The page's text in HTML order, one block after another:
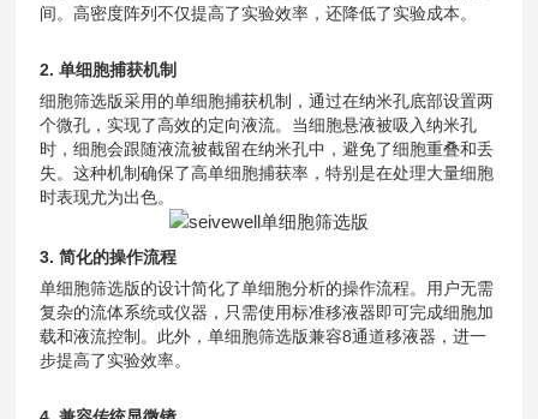
间。高密度阵列不仅提高了实验效率，还降低了实验成本。
2. 单细胞捕获机制
细胞筛选版采用的单细胞捕获机制，通过在纳米孔底部设置两
个微孔，实现了高效的定向液流。当细胞悬液被吸入纳米孔
时，细胞会跟随液流被截留在纳米孔中，避免了细胞重叠和丢
失。这种机制确保了高单细胞捕获率，特别是在处理大量细胞
时表现尤为出色。
3. 简化的操作流程
单细胞筛选版的设计简化了单细胞分析的操作流程。用户无需
复杂的流体系统或仪器，只需使用标准移液器即可完成细胞加
载和液流控制。此外，单细胞筛选版兼容8通道移液器，进一
步提高了实验效率。